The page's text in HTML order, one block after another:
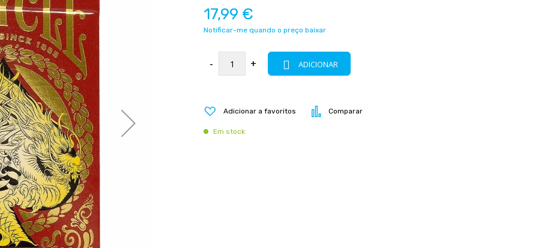
17,99 €
Notificar-me quando o preço baixar
- + ADICIONAR
Adicionar a favoritos Comparar
Em stock